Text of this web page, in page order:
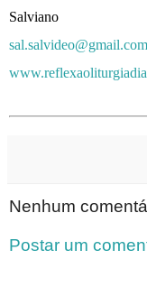
Salviano
sal.salvideo@gmail.com
Nenhum
Postar um